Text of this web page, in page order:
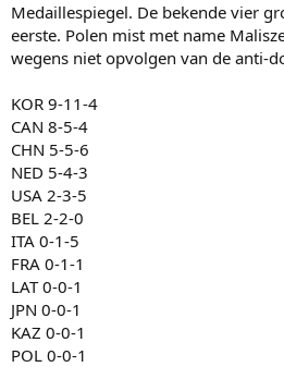
Medaillespiegel. De bekende vier
eerste. Polen mist met name
wegens niet opvolgen van de anti-
KOR 9-11-4
CAN 8-5-4
CHN 5-5-6
NED 5-4-3
USA 2-3-5
BEL 2-2-0
ITA 0-1-5
FRA 0-1-1
LAT 0-0-1
JPN 0-0-1
KAZ 0-0-1
POL 0-0-1